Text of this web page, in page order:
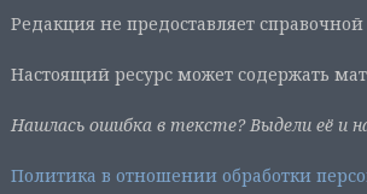
Редакция не предоставляет
Настоящий ресурс может содержать
Нашлась ошибка в тексте? Выдели её и
Политика в отношении обработки